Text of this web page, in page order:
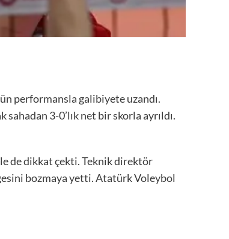
performansla galibiyete uzandı.
3-0’lık net bir skorla ayrıldı.
de dikkat çekti. Teknik direktör
bozmaya yetti. Atatürk Voleybol